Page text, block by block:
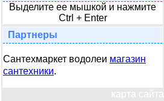
Выделите ее мышкой и нажмите
Ctrl + Enter
Партнеры
Сантехмаркет водолеи магазин
сантехники.